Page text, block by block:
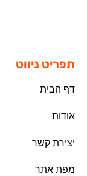
תפריט ניווט
דף הבית
אודות
יצירת קשר
מפת אתר